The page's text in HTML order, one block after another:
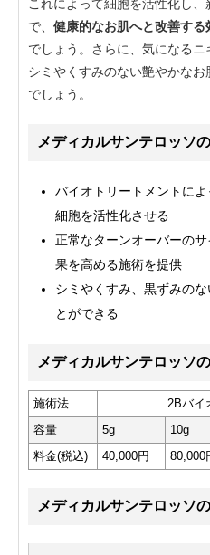
これによって細胞を活性化し
で、 健康的なお肌へと改善す
でしょう。さらに、気になるニ
シミやくすみのない艶やかな
でしょう。
メディカルサンテロッソ
バイオトリートメントによ
細胞を活性化させる
正常なターンオーバーの
果を高める施術を提供
シミやくすみ、黒ずみの
とができる
メディカルサンテロッソ
施術法
2Bバイ
容量
5g 10g
料金(税込)
40,000円 80,000
メディカルサンテロッソ